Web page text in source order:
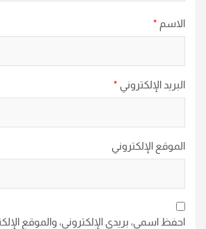
الاسم *
البريد الإلكتروني *
الموقع الإلكتروني
احفظ اسمي، بريدي الإلكتروني، والموقع